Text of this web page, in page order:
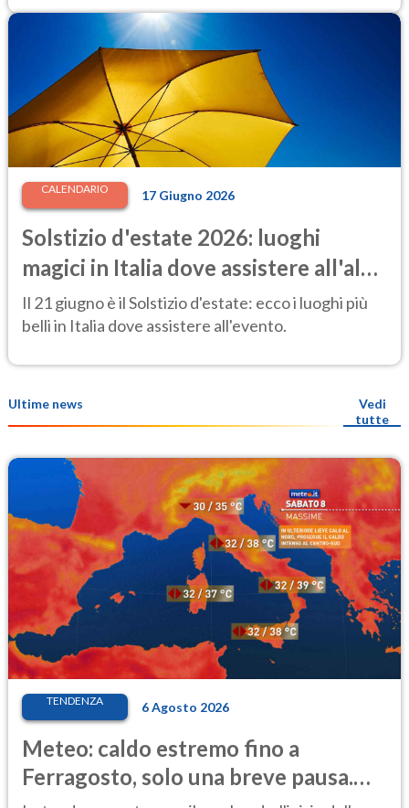
CALENDARIO 17 Giugno 2026
Solstizio d'estate 2026: luoghi
magici in Italia dove assistere all'alba
più speciale dell'anno
Il 21 giugno è il Solstizio d'estate: ecco i luoghi più
belli in Italia dove assistere all'evento.
Ultime news
Vedi
tutte
TENDENZA 6 Agosto 2026
Meteo: caldo estremo fino a
Ferragosto, solo una breve pausa.